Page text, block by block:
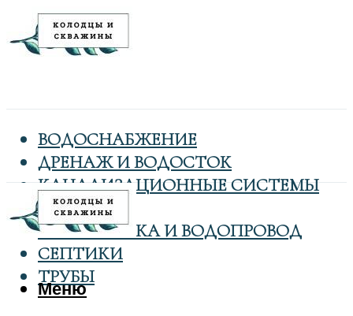
ВОДОСНАБЖЕНИЕ
ДРЕНАЖ И ВОДОСТОК
КАНАЛИЗАЦИОННЫЕ СИСТЕМЫ
КОЛОДЦЫ
САНТЕХНИКА И ВОДОПРОВОД
СЕПТИКИ
ТРУБЫ
Меню